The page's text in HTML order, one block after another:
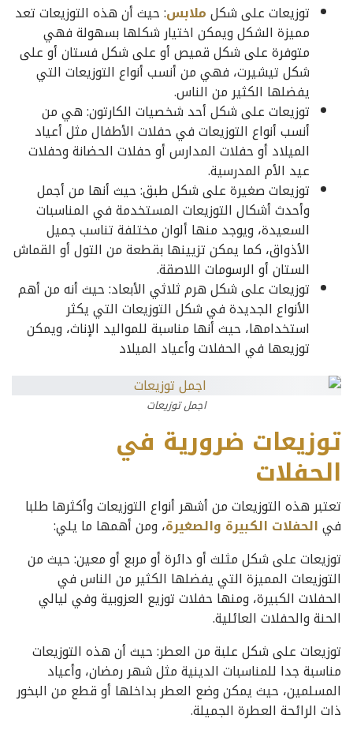
توزيعات على شكلملابس: حيث أن هذه التوزيعات تعد
مميزة الشكل ويمكن اختيار شكلها بسهولة فهي
متوفرة على شكل قميص أو على شكل فستان أو على
شكل تيشيرت، فهي من أنسب أنواع التوزيعات التي
يفضلها الكثير من الناس.
توزيعات على شكل أحد شخصيات الكارتون: هي من
أنسب أنواع التوزيعات في حفلات الأطفال مثل أعياد
الميلاد أو حفلات المدارس أو حفلات الحضانة وحفلات
عيد الأم المدرسية.
توزيعات صغيرة على شكل طبق: حيث أنها من أجمل
وأحدث أشكال التوزيعات المستخدمة في المناسبات
السعيدة، ويوجد منها ألوان مختلفة تناسب جميل
الأذواق، كما يمكن تزيينها بقطعة من التول أو القماش
الستان أو الرسومات اللاصقة.
توزيعات على شكل هرم ثلاثي الأبعاد: حيث أنه من أهم
الأنواع الجديدة في شكل التوزيعات التي يكثر
استخدامها، حيث أنها مناسبة للمواليد الإناث، ويمكن
توزيعها في الحفلات وأعياد الميلاد
اجمل توزيعات
توزيعات ضرورية في
الحفلات
تعتبر هذه التوزيعات من أشهر أنواع التوزيعات وأكثرها طلبا
فيالحفلات الكبيرة والصغيرة، ومن أهمها ما يلي:
توزيعات على شكل مثلث أو دائرة أو مربع أو معين: حيث من
التوزيعات المميزة التي يفضلها الكثير من الناس في
الحفلات الكبيرة، ومنها حفلات توزيع العزوبية وفي ليالي
الحنة والحفلات العائلية.
توزيعات على شكل علبة من العطر: حيث أن هذه التوزيعات
مناسبة جدا للمناسبات الدينية مثل شهر رمضان، وأعياد
المسلمين، حيث يمكن وضع العطر بداخلها أو قطع من البخور
ذات الرائحة العطرة الجميلة.